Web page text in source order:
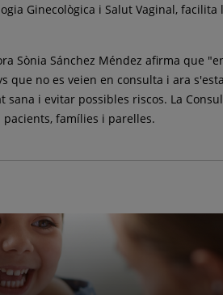
Ginecològica i Salut Vaginal, facilita
Sònia Sánchez Méndez afirma que
que no es veien en consulta i ara
i evitar possibles riscos. La
famílies i parelles.